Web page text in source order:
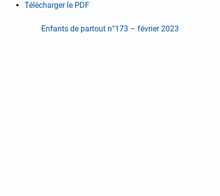
Télécharger le PDF
Enfants de partout n°173 – février 2023